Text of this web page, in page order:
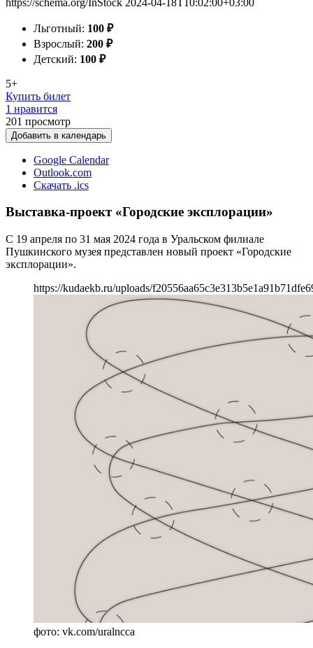
Льготный: 100 ₽
Взрослый: 200 ₽
Детский: 100 ₽
5+
Купить билет
1 нравится
201 просмотр
Добавить в календарь
Google Calendar
Outlook.com
Скачать .ics
Выставка-проект «Городские эксплорации»
С 19 апреля по 31 мая 2024 года в Уральском филиале
Пушкинского музея представлен новый проект «Городские
эксплорации».
https://kudaekb.ru/uploads/
фото: vk.com/uralncca